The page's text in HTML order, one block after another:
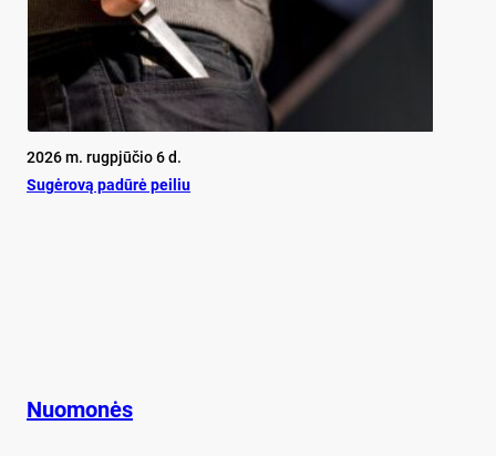
2026 m. rugpjūčio 6 d.
Su­gė­ro­vą pa­dū­rė pei­liu
Nuomonės